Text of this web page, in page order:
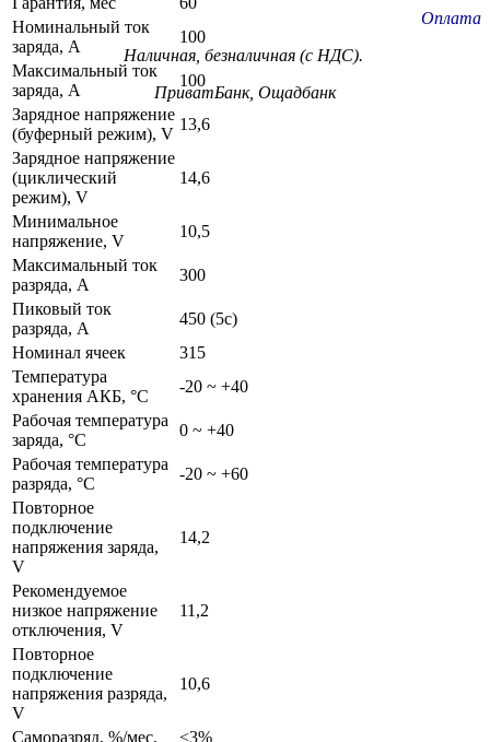
Оплата
Наличная, безналичная (с НДС).
ПриватБанк, Ощадбанк
Номинальный ток
заряда, A
100
Максимальный ток
заряда, A
100
Зарядное напряжение
(буферный режим), V
13,6
Зарядное напряжение
(циклический
режим), V
14,6
Минимальное
напряжение, V
10,5
Максимальный ток
разряда, A
300
Пиковый ток
разряда, A
450 (5с)
Номинал ячеек
315
Температура
хранения АКБ, °C
-20 ~ +40
Рабочая температура
заряда, °C
0 ~ +40
Рабочая температура
разряда, °C
-20 ~ +60
Повторное
подключение
напряжения заряда,
V
14,2
Рекомендуемое
низкое напряжение
отключения, V
11,2
Повторное
подключение
напряжения разряда,
V
10,6
Саморазряд, %/мес. <3%